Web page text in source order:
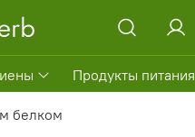
Продукты питания
белком